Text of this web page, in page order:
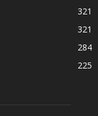
321
321
284
225